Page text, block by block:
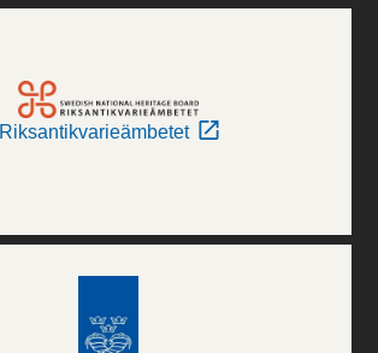
Riksantikvarieämbetet